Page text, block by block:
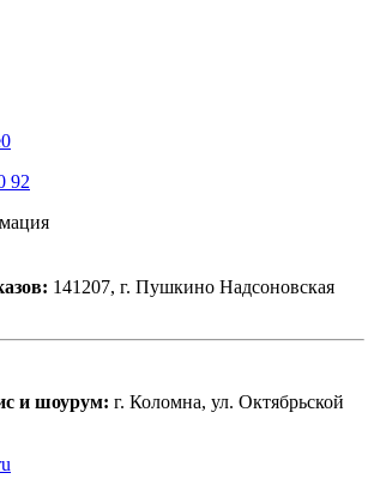
0
92
141207, г. Пушкино Надсоновская
и шоурум: г. Коломна, ул. Октябрьской